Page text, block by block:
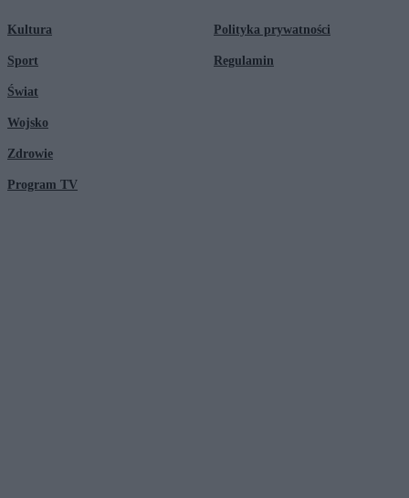
Kultura
Sport
Świat
Wojsko
Zdrowie
Program TV
Polityka prywatności
Regulamin